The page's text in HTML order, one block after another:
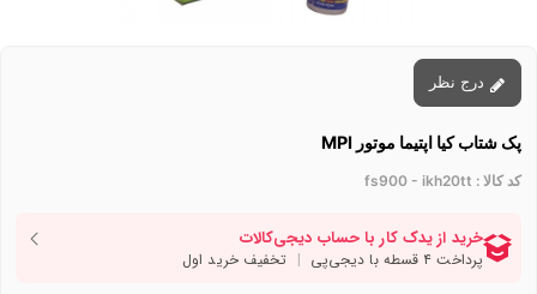
پک شتاب کیا اپتیما موتور MPI
کد کالا : fs900 - ikh20tt